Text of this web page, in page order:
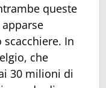
queste
In
che
30 milioni di